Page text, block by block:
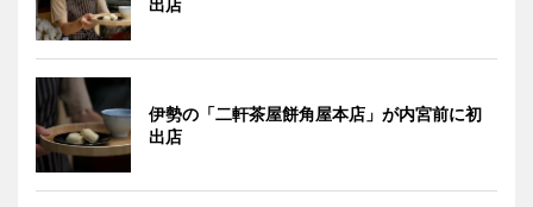
伊勢の「二軒茶屋餅角屋本店」が内宮前に初
出店